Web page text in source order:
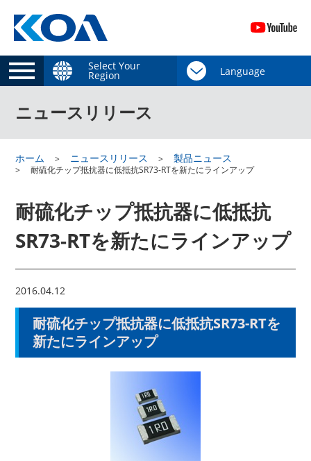
Select Your
Region
ニュースリリース
ホーム ニュースリリース 製品ニュース
耐硫化チップ抵抗器に低抵抗SR73-RTを新たにラインアップ
耐硫化チップ抵抗器に低抵抗
SR73-RTを新たにラインアップ
2016.04.12
耐硫化チップ抵抗器に低抵抗SR73-RTを
新たにラインアップ